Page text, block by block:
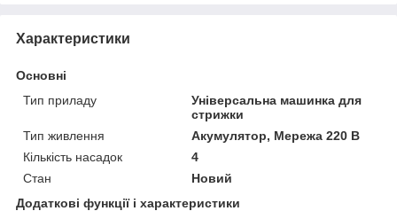
Характеристики
Основні
Тип приладу
Універсальна машинка для
стрижки
Тип живлення
Акумулятор, Мережа 220 В
Кількість насадок
4
Стан
Новий
Додаткові функції і характеристики